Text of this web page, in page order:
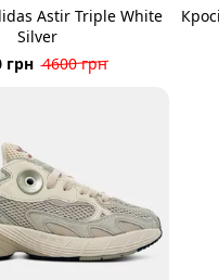
Astir Triple White
Silver
грн 4600 грн